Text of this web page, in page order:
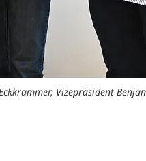
Vizepräsident